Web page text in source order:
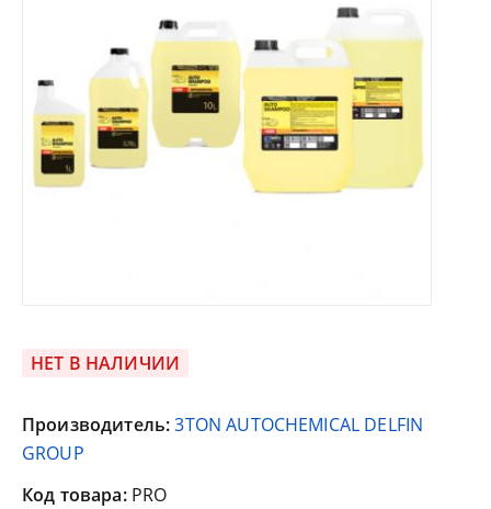
НЕТ В НАЛИЧИИ
Производитель:3TON AUTOCHEMICAL DELFIN
GROUP
Код товара: PRO